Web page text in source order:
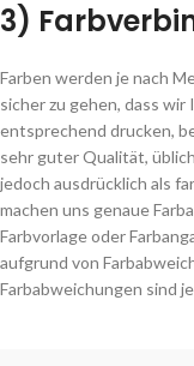
3)
Farben werden je nach
sicher zu gehen, dass
entsprechend drucken,
sehr guter Qualität,
jedoch ausdrücklich als
machen uns genaue
Farbvorlage oder
aufgrund von
Farbabweichungen sind